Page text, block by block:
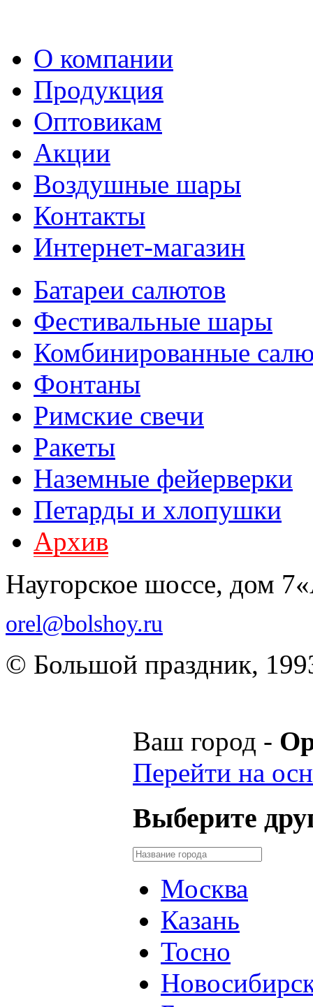
О компании
Продукция
Оптовикам
Акции
Воздушные шары
Контакты
Интернет-магазин
Батареи салютов
Фестивальные шары
Комбиниров­анные
Фонтаны
Римские свечи
Ракеты
Наземные фейерверки
Петарды и хлопушки
Архив
Наугорское шоссе, дом
orel@bolshoy.ru
© Большой праздник,
Ваш город -
Перейти на
Выберите
Москва
Казань
Тосно